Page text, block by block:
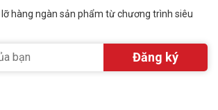
hàng ngàn sản phẩm từ chương trình siêu